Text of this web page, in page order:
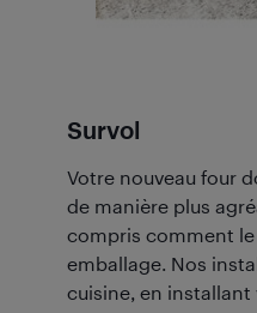
Survol
Votre nouveau four
de manière plus
compris comment
emballage. Nos
cuisine, en installant